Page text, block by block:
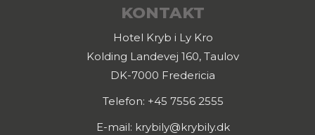
KONTAKT
Hotel Kryb i Ly Kro
Kolding Landevej 160, Taulov
DK-7000 Fredericia
Telefon: +45 7556 2555
E-mail: krybily@krybily.dk